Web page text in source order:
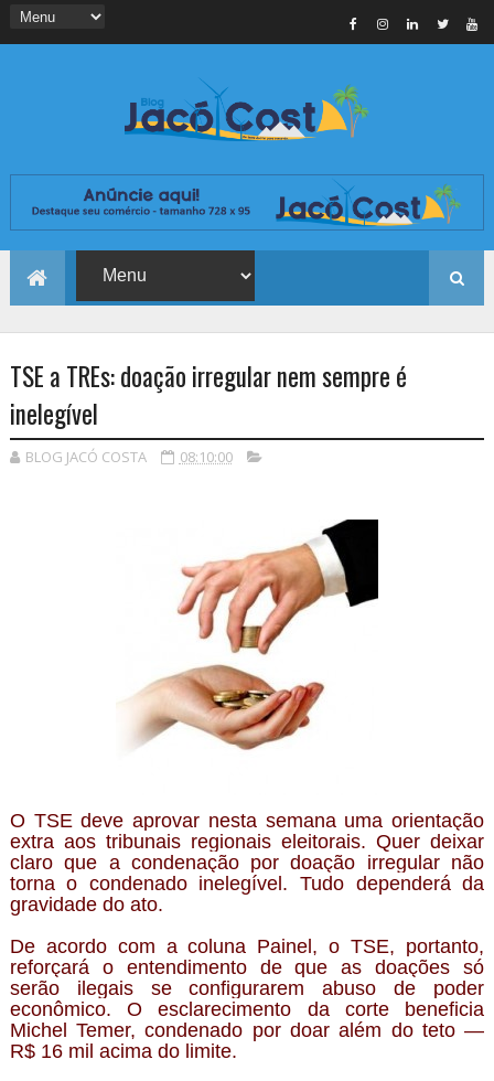
TSE a TREs: doação irregular nem sempre é
inelegível
BLOG JACÓ COSTA 08:10:00
O TSE deve aprovar nesta semana uma orientação
extra aos tribunais regionais eleitorais. Quer deixar
claro que a condenação por doação irregular não
torna o condenado inelegível. Tudo dependerá da
gravidade do ato.
De acordo com a coluna Painel, o TSE, portanto,
reforçará o entendimento de que as doações só
serão ilegais se configurarem abuso de poder
econômico. O esclarecimento da corte beneficia
Michel Temer, condenado por doar além do teto —
R$ 16 mil acima do limite.